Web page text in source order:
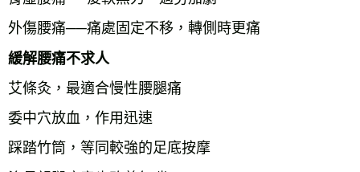
外傷腰痛──痛處固定不移，轉側時更痛
緩解腰痛不求人
艾條灸，最適合慢性腰腿痛
委中穴放血，作用迅速
踩踏竹筒，等同較強的足底按摩